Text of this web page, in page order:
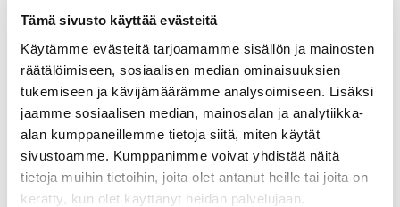
Tämä sivusto käyttää evästeitä
Käytämme evästeitä tarjoamamme sisällön ja mainosten
räätälöimiseen, sosiaalisen median ominaisuuksien
tukemiseen ja kävijämäärämme analysoimiseen. Lisäksi
jaamme sosiaalisen median, mainosalan ja analytiikka-
alan kumppaneillemme tietoja siitä, miten käytät
sivustoamme. Kumppanimme voivat yhdistää näitä
tietoja muihin tietoihin, joita olet antanut heille tai joita on
kerätty, kun olet käyttänyt heidän palvelujaan.
lääkäreitä sydänhoidossa, jolloin terveyskeskuksen
oma osaaminen paranee.
Palvelun taustalla on halu kohentaa potilaiden
elämänlaatua sillä, että he pääsevät tarvittaessa
hoitoon vähällä vaivalla, nopeasti ja lähellä kotiaan.
– Meidän tavoitteenamme on parantaa potilaiden
arjessa pärjäämistä. Yksi tapa on välttää turhia